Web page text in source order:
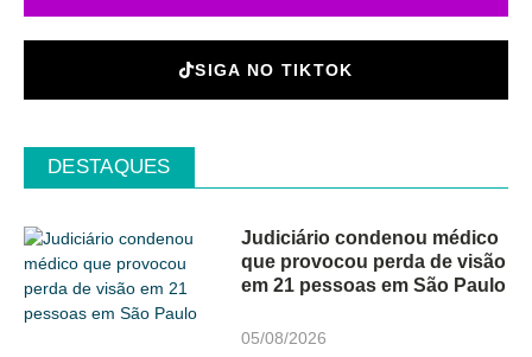
SIGA NO TIKTOK
DESTAQUES
Judiciário condenou médico
que provocou perda de visão
em 21 pessoas em São Paulo
05/08/2026